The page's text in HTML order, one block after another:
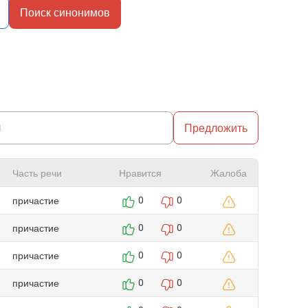
Поиск синонимов
Предложить
Часть речи Нравится
Жалоба
причастие
0 0
причастие 0 0
причастие 0 0
причастие 0 0